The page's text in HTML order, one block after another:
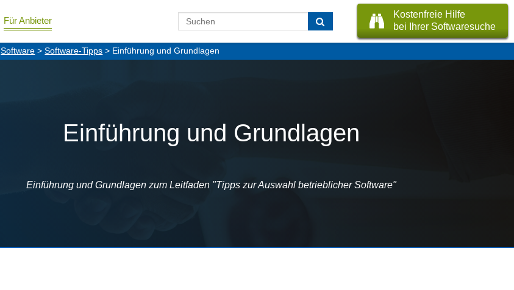
Für Anbieter
Kostenfreie Hilfe
bei Ihrer Softwaresuche
Software >Software-Tipps > Einführung und Grundlagen
Einführung und Grundlagen
Einführung und Grundlagen zum Leitfaden "Tipps zur Auswahl betrieblicher Software"